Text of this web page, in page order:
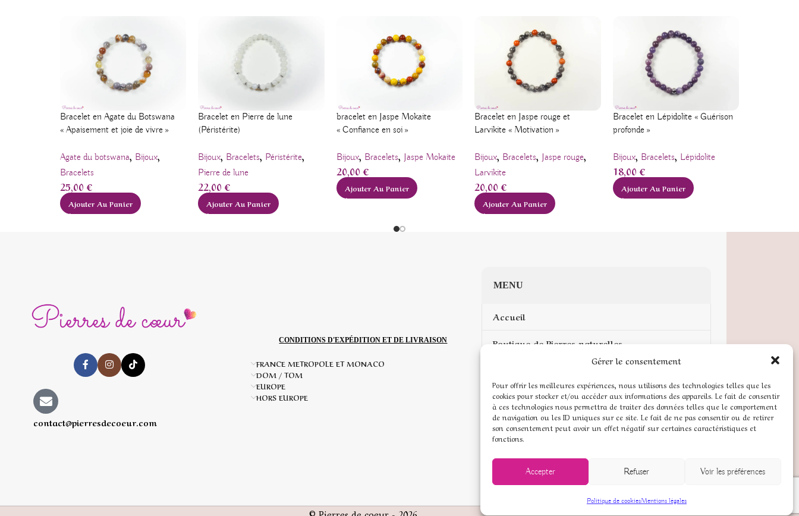
Gérer le consentement
Pour offrir les meilleures expériences, nous utilisons des technologies telles que les
cookies pour stocker et/ou accéder aux informations des appareils. Le fait de consentir
à ces technologies nous permettra de traiter des données telles que le comportement
de navigation ou les ID uniques sur ce site. Le fait de ne pas consentir ou de retirer
son consentement peut avoir un effet négatif sur certaines caractéristiques et
fonctions.
Accepter Refuser Voir les préférences
Politique de cookiesMentions légales
Bracelet en Agate du Botswana
« Apaisement et joie de vivre »
Agate du botswana, Bijoux,
Bracelets
25,00€
Ajouter Au Panier
Bracelet en Pierre de lune
(Péristérite)
Bijoux, Bracelets, Péristérite,
Pierre de lune
22,00€
Ajouter Au Panier
bracelet en Jaspe Mokaite
« Confiance en soi »
Bijoux, Bracelets, Jaspe Mokaite
20,00€
Ajouter Au Panier
Bracelet en Jaspe rouge et
Larvikite « Motivation »
Bijoux, Bracelets, Jaspe rouge,
Larvikite
20,00€
Ajouter Au Panier
Bracelet en Lépidolite « Guérison
profonde »
Bijoux, Bracelets, Lépidolite
18,00€
Ajouter Au Panier
contact@pierresdecoeur.com
CONDITIONS D'EXPÉDITION ET DE LIVRAISON
FRANCE METROPOLE ET MONACO
DOM / TOM
EUROPE
HORS EUROPE
MENU
Accueil
Boutique de Pierres naturelles
Mentions légales
Conditions générales de vente